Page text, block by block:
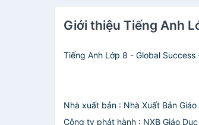
Giới thiệu Tiếng Anh
Tiếng Anh Lớp 8 - Global Success
Nhà xuất bản : Nhà Xuất Bản
Công ty phát hành : NXB Giáo